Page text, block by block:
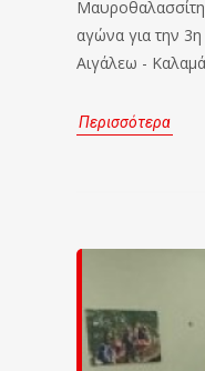
αγώνα για την
Αιγάλεω -
Περισσότερα